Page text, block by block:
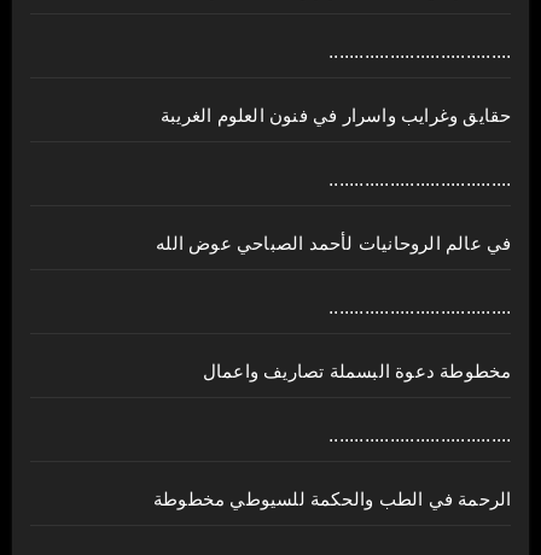
....................................
حقايق وغرايب واسرار في فنون العلوم الغريبة
....................................
في عالم الروحانيات لأحمد الصباحي عوض الله
....................................
مخطوطة دعوة البسملة تصاريف واعمال
....................................
الرحمة في الطب والحكمة للسيوطي مخطوطة